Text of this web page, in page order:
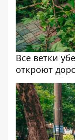
Все ветки
откроют